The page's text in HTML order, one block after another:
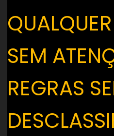
SEM
REGRAS